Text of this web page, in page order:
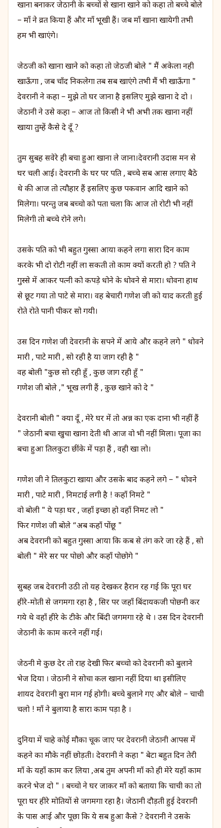
खाना बनाकर जेठानी के बच्चों से खाना खाने को कहा तो बच्चे बोले
– माँ ने व्रत किया हैं और माँ भूखी हैं। जब माँ खाना खायेगी तभी
हम भी खाएंगे।
जेठजी को खाना खाने को कहा तो जेठजी बोले " मैं अकेला नही
खाऊँगा , जब चाँद निकलेगा तब सब खाएंगे तभी मैं भी खाऊँगा "
देवरानी ने कहा – मुझे तो घर जाना है इसलिए मुझे खाना दे दो ।
जेठानी ने उसे कहा – आज तो किसी ने भी अभी तक खाना नहीं
खाया तुम्हें कैसे दे दूँ ?
तुम सुबह सवेरे ही बचा हुआ खाना ले जाना।देवरानी उदास मन से
घर चली आई। देवरानी के घर पर पति , बच्चे सब आस लगाए बैठे
थे की आज तो त्यौहार हैं इसलिए कुछ पकवान आदि खाने को
मिलेगा। परन्तु जब बच्चो को पता चला कि आज तो रोटी भी नहीं
मिलेगी तो बच्चे रोने लगे।
उसके पति को भी बहुत गुस्सा आया कहने लगा सारा दिन काम
करके भी दो रोटी नहीं ला सकती तो काम क्यों करती हो ? पति ने
गुस्से में आकर पत्नी को कपड़े धोने के धोवने से मारा। धोवना हाथ
से छूट गया तो पाटे से मारा। वह बेचारी गणेश जी को याद करती हुई
रोते रोते पानी पीकर सो गयी।
उस दिन गणेश जी देवरानी के सपने में आये और कहने लगे " धोवने
मारी , पाटे मारी , सो रही है या जाग रही है "
वह बोली "कुछ सो रही हूँ , कुछ जाग रही हूँ "
गणेश जी बोले ," भूख लगी हैं , कुछ खाने को दे "
देवरानी बोली " क्या दूँ , मेरे घर में तो अन्न का एक दाना भी नहीं हैं
" जेठानी बचा खुचा खाना देती थी आज वो भी नहीं मिला। पूजा का
बचा हुआ तिलकुटा छींके में पड़ा हैं , वही खा लो।
गणेश जी ने तिलकुटा खाया और उसके बाद कहने लगे – " धोवने
मारी , पाटे मारी , निमटाई लगी है ! कहाँ निमटे "
वो बोली " ये पड़ा घर , जहाँ इच्छा हो वहाँ निमट लो "
फिर गणेश जी बोले “अब कहाँ पोंछू "
अब देवरानी को बहुत गुस्सा आया कि कब से तंग करे जा रहे हैं , सो
बोली " मेरे सर पर पोछो और कहाँ पोछोगे "
सुबह जब देवरानी उठी तो यह देखकर हैरान रह गई कि पूरा घर
हीरे-मोती से जगमगा रहा है , सिर पर जहाँ बिंदायकजी पोछनी कर
गये थे वहाँ हीरे के टीके और बिंदी जगमगा रहे थे । उस दिन देवरानी
जेठानी के काम करने नहीं गई।
जेठनी मे कुछ देर तो राह देखी फिर बच्चो को देवरानी को बुलाने
भेज दिया । जेठानी ने सोचा कल खाना नहीं दिया था इसीलिए
शायद देवरानी बुरा मान गई होगी। बच्चे बुलाने गए और बोले – चाची
चलो ! माँ ने बुलाया है सारा काम पड़ा है ।
दुनिया में चाहे कोई मौका चूक जाए पर देवरानी जेठानी आपस में
कहने का मौके नहीं छोड़ती। देवरानी ने कहा " बेटा बहुत दिन तेरी
माँ के यहाँ काम कर लिया ,अब तुम अपनी माँ को ही मेरे यहाँ काम
करने भेज दो " । बच्चो ने घर जाकर माँ को बताया कि चाची का तो
पूरा घर हीरे मोतियों से जगमगा रहा है। जेठानी दौड़ती हुई देवरानी
के पास आई और पूछा कि ये सब हुआ कैसे ? देवरानी ने उसके